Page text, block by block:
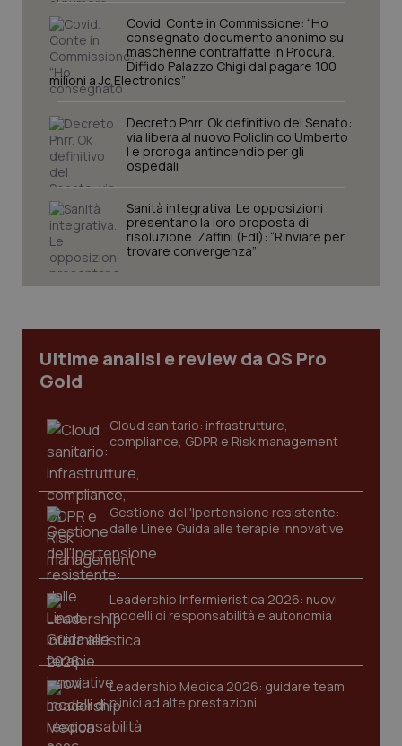
Covid. Conte in Commissione: “Ho
consegnato documento anonimo su
mascherine contraffatte in Procura.
Diffido Palazzo Chigi dal pagare 100
milioni a Jc Electronics”
Decreto Pnrr. Ok definitivo del Senato:
via libera al nuovo Policlinico Umberto
I e proroga antincendio per gli
ospedali
Sanità integrativa. Le opposizioni
presentano la loro proposta di
risoluzione. Zaffini (FdI): “Rinviare per
trovare convergenza”
Ultime analisi e review da QS Pro
Gold
Cloud sanitario: infrastrutture,
compliance, GDPR e Risk management
Gestione dell'Ipertensione resistente:
dalle Linee Guida alle terapie innovative
Leadership Infermieristica 2026: nuovi
modelli di responsabilità e autonomia
Leadership Medica 2026: guidare team
clinici ad alte prestazioni
I cookie necessari contribuiscono a rendere fruibile il
sito web abilitandone funzionalità di base quali la
navigazione sulle pagine e l'accesso alle aree
protette del sito. Il sito web non è in grado di
funzionare correttamente senza questi cookie.
VISITOR_PRIVACY_METADATA
YouTube
.youtube.com
CookieScriptConsent
CookieScript
www.quotidianosanita.it
tracking-enable